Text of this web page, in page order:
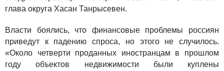
глава округа Хасан Танрысевен.
Власти боялись, что финансовые проблемы россиян
приведут к падению спроса, но этого не случилось.
«Около четверти проданных иностранцам в прошлом
году объектов недвижимости были куплены